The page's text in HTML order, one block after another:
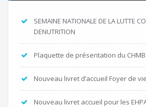
SEMAINE NATIONALE DE LA LUTTE
DENUTRITION
Plaquette de présentation du CHMB
Nouveau livret d’accueil Foyer de vie
Nouveau livret accueil pour les